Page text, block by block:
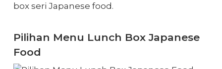
box seri Japanese food .
Pilihan Menu Lunch Box Japanese
Food